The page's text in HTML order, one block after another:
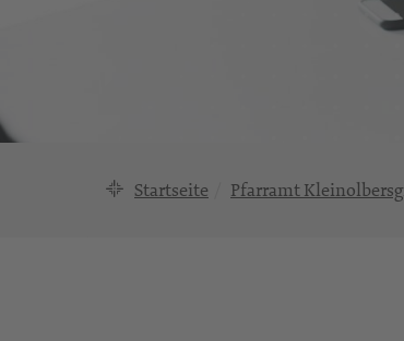
Startseite Pfarramt